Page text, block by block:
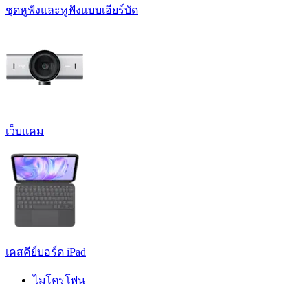
ชุดหูฟังและหูฟังแบบเอียร์บัด
เว็บแคม
เคสคีย์บอร์ด iPad
ไมโครโฟน